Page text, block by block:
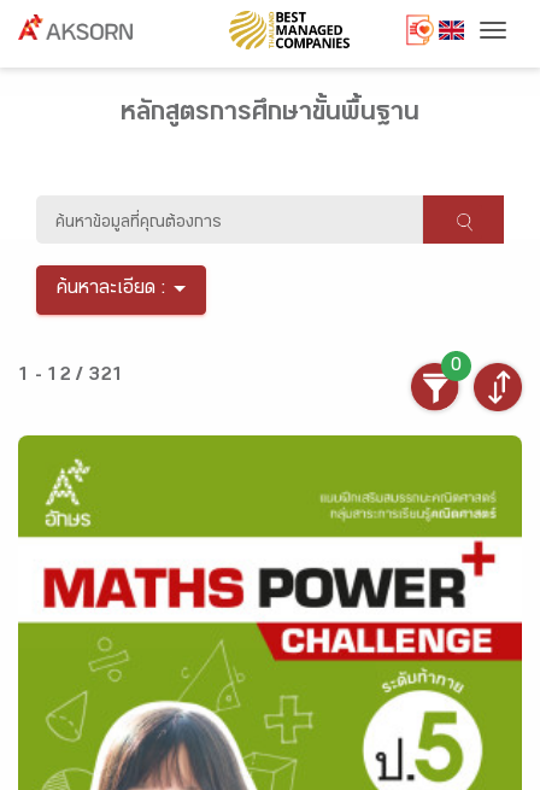
หลักสูตรการศึกษาขั้นพื้นฐาน
ค้นหาละเอียด :
1 - 12 / 321
0